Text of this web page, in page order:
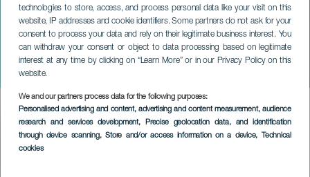
technologies to store, access, and process personal data like your visit on this
website, IP addresses and cookie identifiers. Some partners do not ask for your
consent to process your data and rely on their legitimate business interest. You
can withdraw your consent or object to data processing based on legitimate
interest at any time by clicking on “Learn More” or in our Privacy Policy on this
website.
We and our partners process data for the following purposes:
Personalised advertising and content, advertising and content measurement, audience
research and services development, Precise geolocation data, and identification
through device scanning, Store and/or access information on a device, Technical
cookies
Jabicombé
GRAN CANARIA
Imagen
Listado